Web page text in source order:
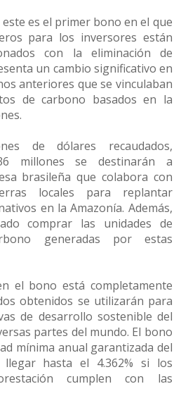
es el primer bono en el que
para los inversores están
con la eliminación de
un cambio significativo en
anteriores que se vinculaban
de carbono basados en la
de dólares recaudados,
millones se destinarán a
brasileña que colabora con
locales para replantar
en la Amazonía. Además,
comprar las unidades de
generadas por estas
el bono está completamente
obtenidos se utilizarán para
de desarrollo sostenible del
partes del mundo. El bono
mínima anual garantizada del
llegar hasta el 4.362% si los
cumplen con las